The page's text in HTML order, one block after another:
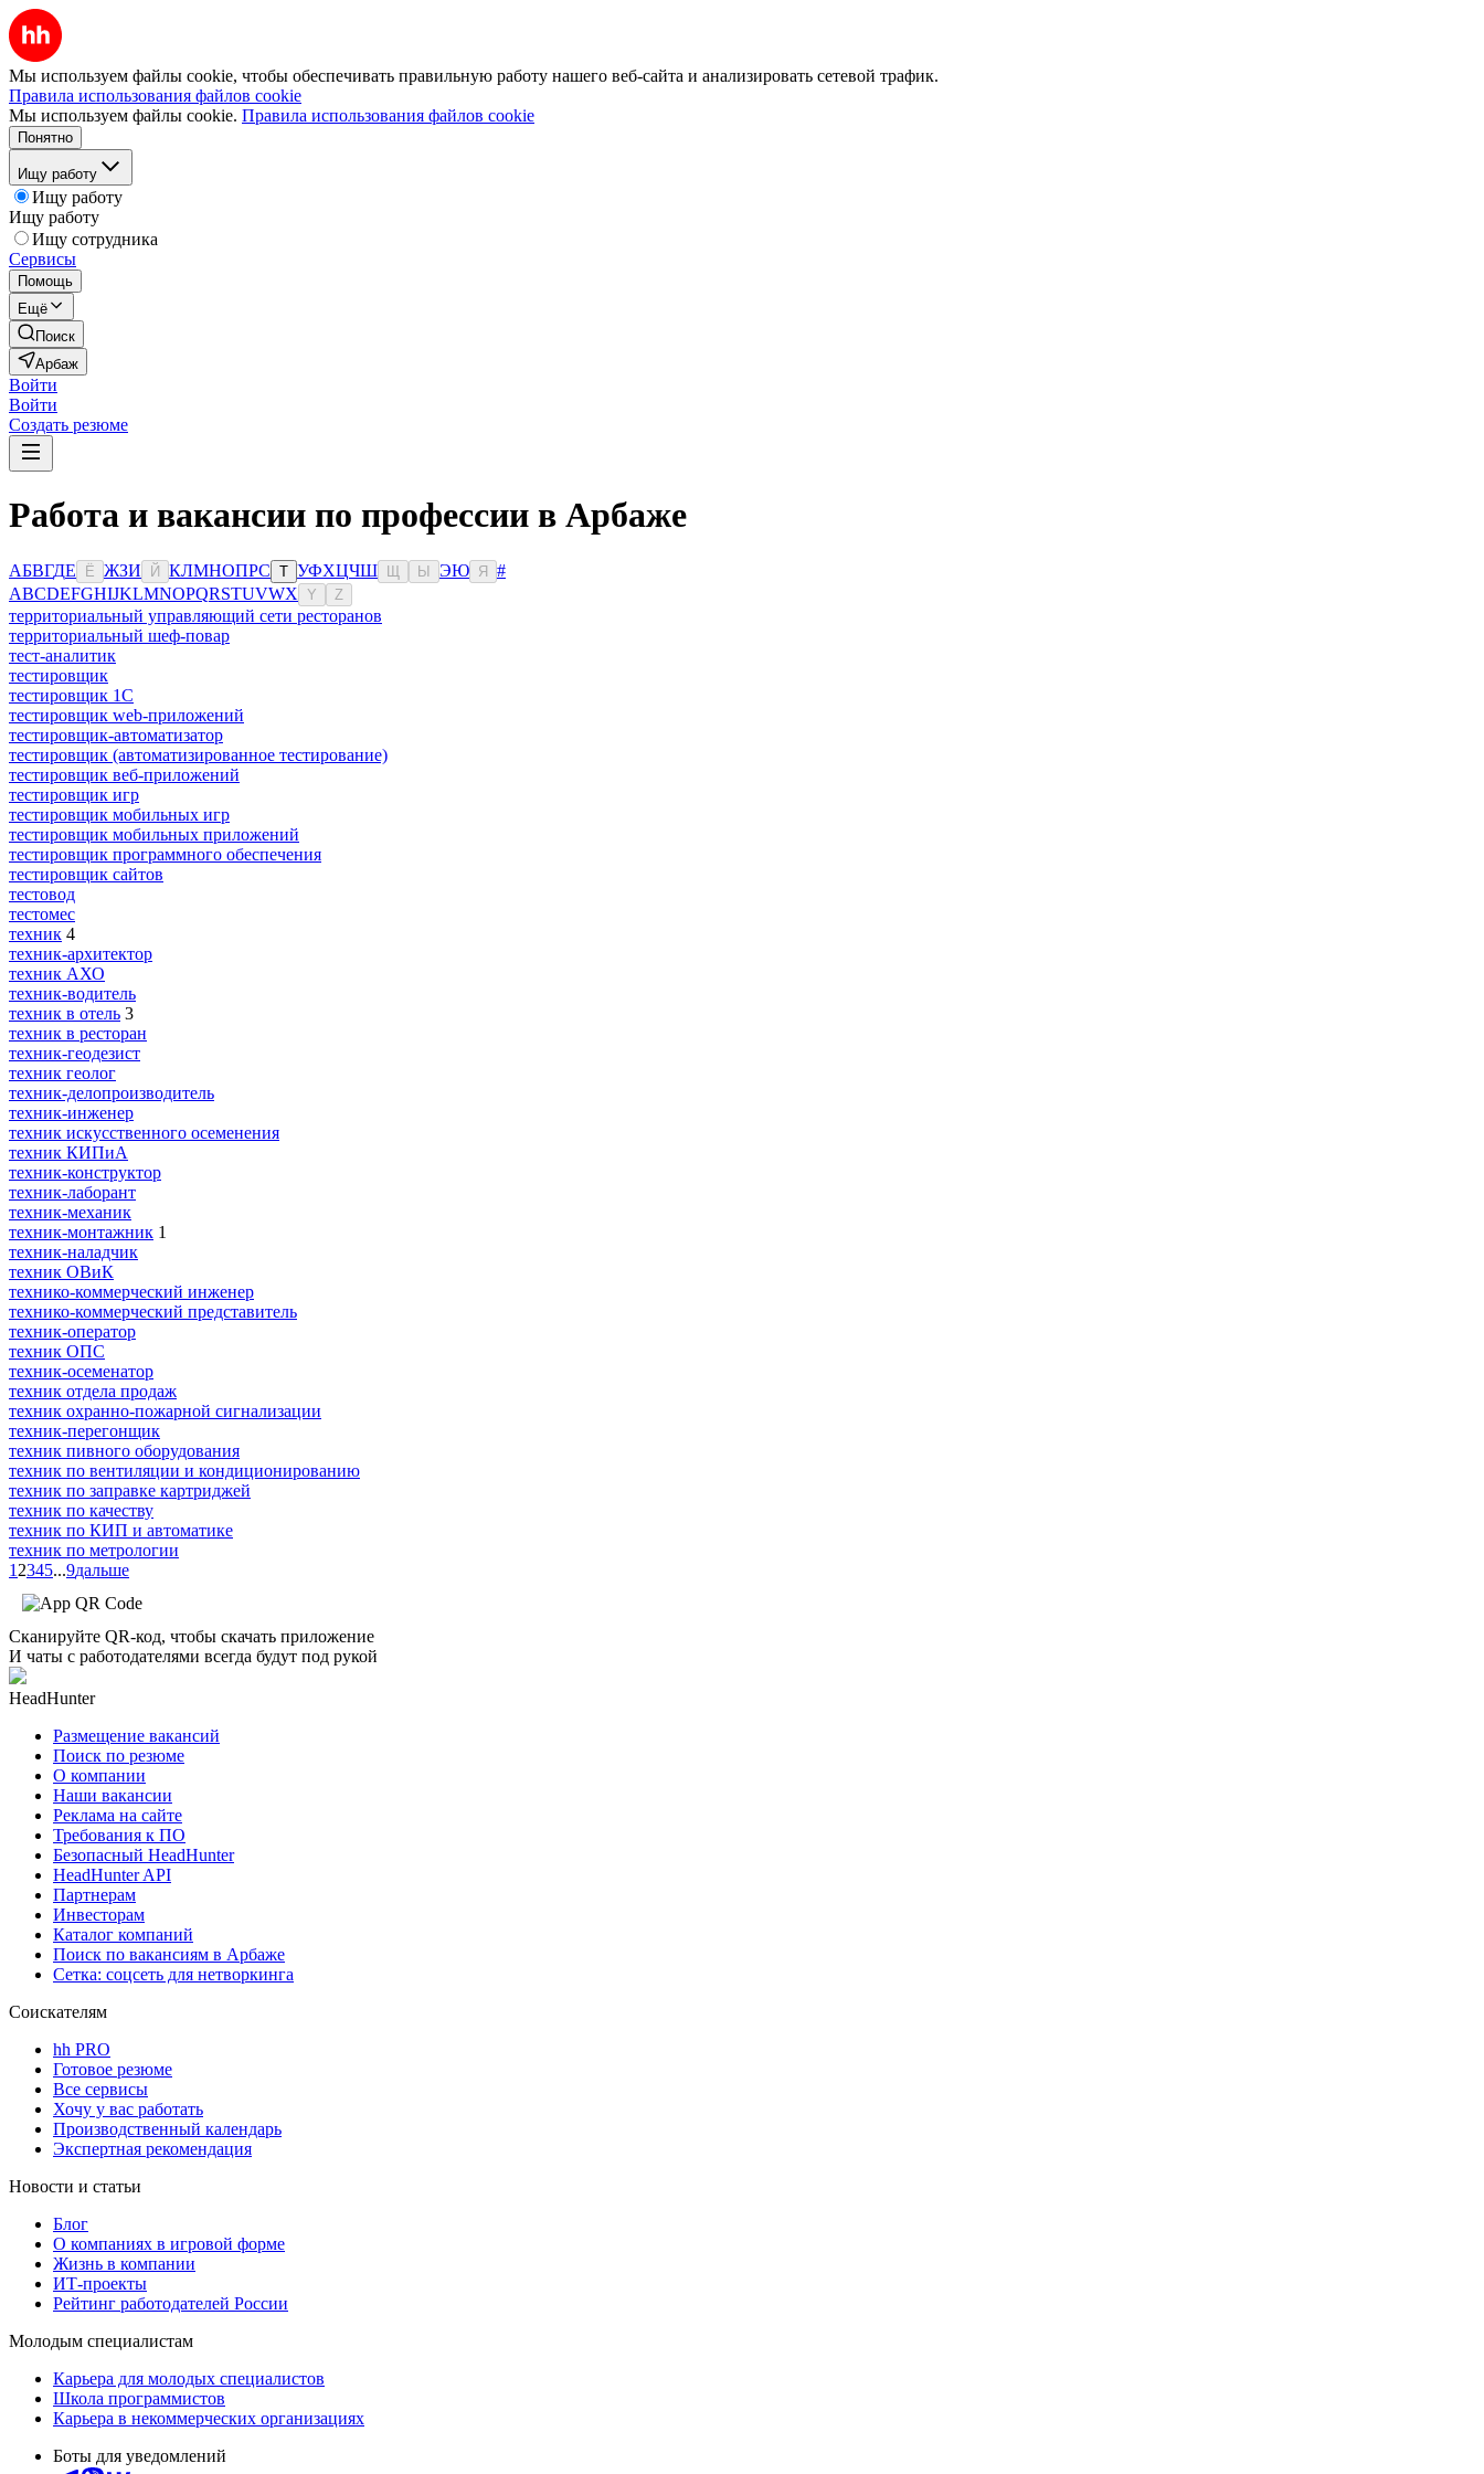
Мы используем файлы cookie, чтобы обеспечивать правильную работу нашего веб-сайта и анализировать сетевой трафик.
Правила использования файлов cookie
Мы используем файлы cookie. Правила использования файлов cookie
Понятно
Ищу работу
Ищу работу
Ищу работу
Ищу сотрудника
Сервисы
Помощь
Ещё
Поиск
Арбаж
Войти
Войти
Создать резюме
Работа и вакансии по профессии в Арбаже
АБВГДЕ Ё ЖЗИ Й КЛМНОПРС Т УФХЦЧШ Ы ЭЮ Я
#
ABCDEFGHIJKLMNOPQRSTUVWX Y Z
территориальный управляющий сети ресторанов
территориальный шеф-повар
тест-аналитик
тестировщик
тестировщик 1С
тестировщик web-приложений
тестировщик-автоматизатор
тестировщик (автоматизированное тестирование)
тестировщик веб-приложений
тестировщик игр
тестировщик мобильных игр
тестировщик мобильных приложений
тестировщик программного обеспечения
тестировщик сайтов
тестовод
тестомес
техник 4
техник-архитектор
техник АХО
техник-водитель
техник в отель 3
техник в ресторан
техник-геодезист
техник геолог
техник-делопроизводитель
техник-инженер
техник искусственного осеменения
техник КИПиА
техник-конструктор
техник-лаборант
техник-механик
техник-монтажник 1
техник-наладчик
техник ОВиК
технико-коммерческий инженер
технико-коммерческий представитель
техник-оператор
техник ОПС
техник-осеменатор
техник отдела продаж
техник охранно-пожарной сигнализации
техник-перегонщик
техник пивного оборудования
техник по вентиляции и кондиционированию
техник по заправке картриджей
техник по качеству
техник по КИП и автоматике
техник по метрологии
1 2345...9дальше
Сканируйте QR-код, чтобы скачать приложение
И чаты с работодателями всегда будут под рукой
HeadHunter
Размещение вакансий
Поиск по резюме
О компании
Наши вакансии
Реклама на сайте
Требования к ПО
Безопасный HeadHunter
HeadHunter API
Партнерам
Инвесторам
Каталог компаний
Поиск по вакансиям в Арбаже
Сетка: соцсеть для нетворкинга
Соискателям
hh PRO
Готовое резюме
Все сервисы
Хочу у вас работать
Производственный календарь
Экспертная рекомендация
Новости и статьи
Блог
О компаниях в игровой форме
Жизнь в компании
ИТ-проекты
Рейтинг работодателей России
Молодым специалистам
Карьера для молодых специалистов
Школа программистов
Карьера в некоммерческих организациях
Боты для уведомлений